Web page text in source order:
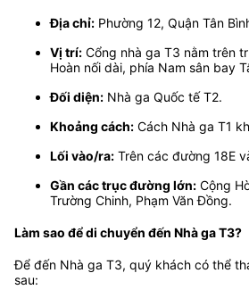
Địa chỉ: Phường 12, Quận Tân
Vị trí: Cổng nhà ga T3 nằm trên
Hoàn nối dài, phía Nam sân bay
Đối diện: Nhà ga Quốc tế T2.
Khoảng cách: Cách Nhà ga T1
Lối vào/ra: Trên các đường 18E
Gần các trục đường lớn: Cộng
Trường Chinh, Phạm Văn Đồng.
Làm sao để di chuyển đến Nhà ga T3?
Để đến Nhà ga T3, quý khách có thể
sau: